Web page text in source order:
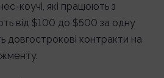
коучі, які працюють з
від $100 до $500 за одну
довгострокові контракти на